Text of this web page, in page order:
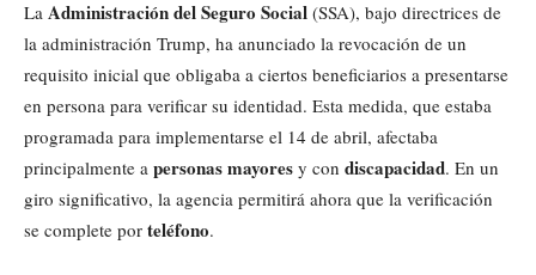
La Administración del Seguro Social (SSA), bajo directrices de
la administración Trump, ha anunciado la revocación de un
requisito inicial que obligaba a ciertos beneficiarios a presentarse
en persona para verificar su identidad. Esta medida, que estaba
programada para implementarse el 14 de abril, afectaba
principalmente a personas mayores y con discapacidad. En un
giro significativo, la agencia permitirá ahora que la verificación
se complete por teléfono.